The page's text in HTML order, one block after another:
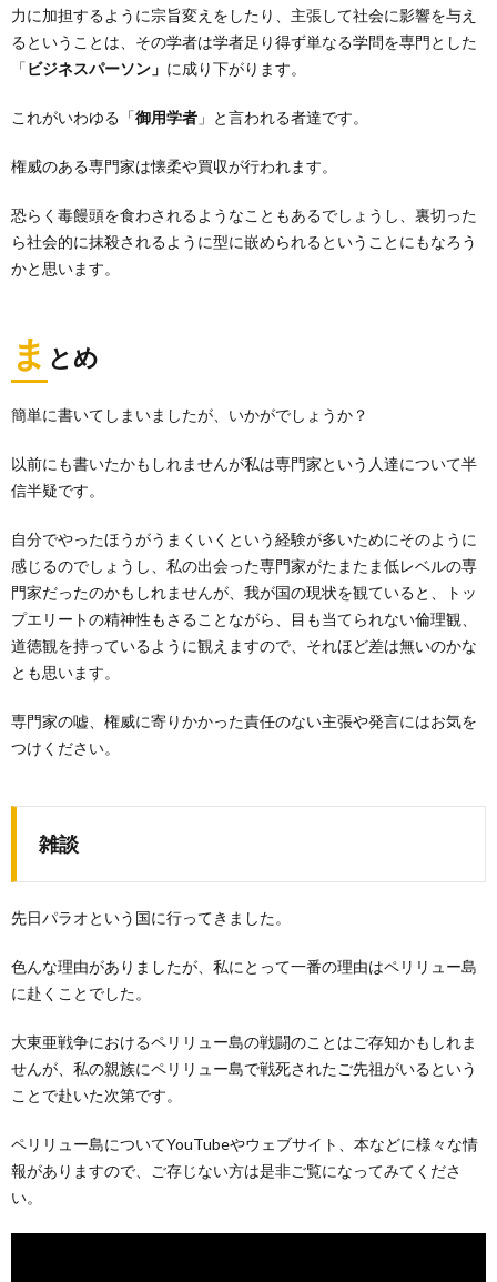
力に加担するように宗旨変えをしたり、主張して社会に影響を与え
るということは、その学者は学者足り得ず単なる学問を専門とした
「ビジネスパーソン」 に成り下がります。
これがいわゆる「御用学者 」と言われる者達です。
権威のある専門家は懐柔や買収が行われます。
恐らく毒饅頭を食わされるようなこともあるでしょうし、裏切った
ら社会的に抹殺されるように型に嵌められるということにもなろう
かと思います。
ま とめ
簡単に書いてしまいましたが、いかがでしょうか？
以前にも書いたかもしれませんが私は専門家という人達について半
信半疑です。
自分でやったほうがうまくいくという経験が多いためにそのように
感じるのでしょうし、私の出会った専門家がたまたま低レベルの専
門家だったのかもしれませんが、我が国の現状を観ていると、トッ
プエリートの精神性もさることながら、目も当てられない倫理観、
道徳観を持っているように観えますので、それほど差は無いのかな
とも思います。
専門家の嘘、権威に寄りかかった責任のない主張や発言にはお気を
つけください。
雑談
先日パラオという国に行ってきました。
色んな理由がありましたが、私にとって一番の理由はペリリュー島
に赴くことでした。
大東亜戦争におけるペリリュー島の戦闘のことはご存知かもしれま
せんが、私の親族にペリリュー島で戦死されたご先祖がいるという
ことで赴いた次第です。
ペリリュー島についてYouTubeやウェブサイト、本などに様々な情
報がありますので、ご存じない方は是非ご覧になってみてくださ
い。